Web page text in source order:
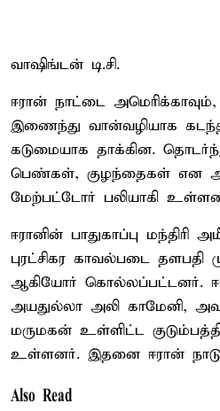
வாஷிங்டன் டி.சி.
ஈரான் நாட்டை
இணைந்து வான்வழியாக கடந்த
கடுமையாக தாக்கின.
பெண்கள், குழந்தைகள் என
மேற்பட்டோர் பலியாகி
ஈரானின் பாதுகாப்பு மந்திரி
புரட்சிகர காவல்படை தளபதி
ஆகியோர் கொல்லப்பட்டனர்.
அயதுல்லா அலி காமேனி,
மருமகன் உள்ளிட்ட
உள்ளனர். இதனை ஈரான்
Also Read